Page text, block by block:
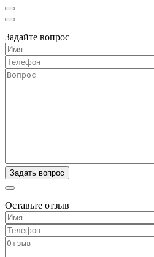
Задайте вопрос
Оставьте отзыв